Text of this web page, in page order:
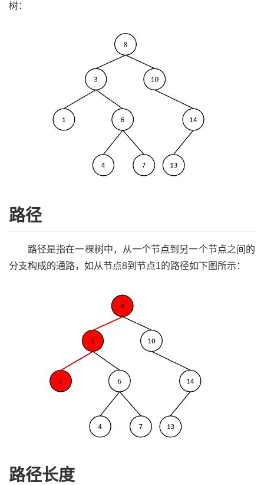
树：
路径
路径是指在一棵树中，从一个节点到另一个节点之间的
分支构成的通路，如从节点8到节点1的路径如下图所示：
路径长度